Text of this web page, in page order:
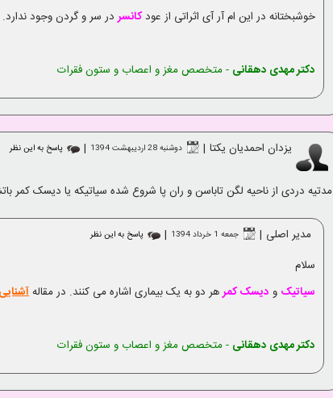
خوشبختانه در این ام آر آی اثراتی از عودکانسردر سر و گردن وجود ندارد.
دکتر مهدی دهقانی - متخصص مغز و اعصاب و ستون فقرات
یزدان احمدیان یکتا | دوشنبه 28 ارديبهشت 1394 | پاسخ به این نظر
مدتیه دردی از ناحیه لگن تاباسن و ران پا شروع شده سیاتیکه یا دیسک کمر
مدیر اصلی | جمعه 1 خرداد 1394 | پاسخ به این نظر
سلام
سیاتیک و دیسک کمرهر دو به یک بیماری اشاره می کنند. در مقاله
دکتر مهدی دهقانی - متخصص مغز و اعصاب و ستون فقرات